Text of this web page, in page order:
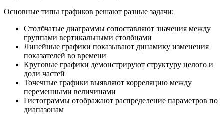
Основные типы графиков решают разные задачи:
Столбчатые диаграммы сопоставляют значения между
группами вертикальными столбцами
Линейные графики показывают динамику изменения
показателей во времени
Круговые графики демонстрируют структуру целого и
доли частей
Точечные графики выявляют корреляцию между
переменными величинами
Гистограммы отображают распределение параметров по
диапазонам